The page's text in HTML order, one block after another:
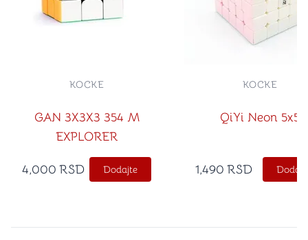
GAN 3X3X3 354 M
EXPLORER
KOCKE
4,000 RSD Dodajte
QiYi Neon 5x5
KOCKE
1,490 RSD